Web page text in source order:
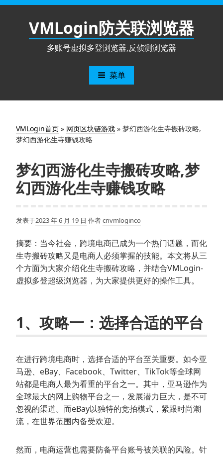
跳
VMLogin防关联浏览器
多账号虚拟多登浏览器,反侦测浏览器
菜单
VMLogin首页 » 网页区块链游戏 » 梦幻西游化生寺搬砖攻略,
梦幻西游化生寺赚钱攻略
梦幻西游化生寺搬砖攻略,梦
幻西游化生寺赚钱攻略
发表于2023 年 6 月 19 日 作者cnvmloginco
摘要：当今社会，跨境电商已成为一个热门话题，而化
生寺搬砖攻略又是电商人必须掌握的技能。本文将从三
个方面为大家介绍化生寺搬砖攻略，并结合VMLogin-
虚拟多登超级浏览器，为大家提供更好的操作工具。
1、攻略一：选择合适的平台
在进行跨境电商时，选择合适的平台至关重要。如今亚
马逊、eBay、Facebook、Twitter、TikTok等全球网
站都是电商人最为看重的平台之一。其中，亚马逊作为
全球最大的网上购物平台之一，发展潜力巨大，是不可
忽视的渠道。而eBay以独特的竞拍模式，紧跟时尚潮
流，在世界范围内备受欢迎。
然而，电商运营也需要防备平台账号被关联的风险。针